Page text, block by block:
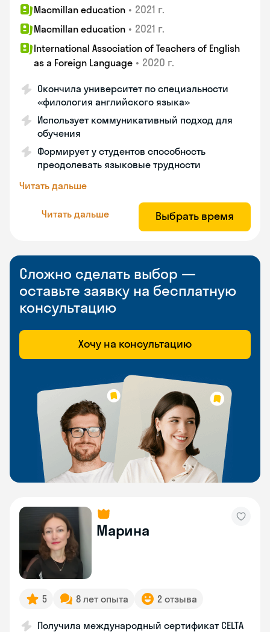
Macmillan education • 2021 г.
Macmillan education • 2021 г.
International Association of Teachers of English
as a Foreign Language • 2020 г.
Окончила университет по специальности
«филология английского языка»
Использует коммуникативный подход для
обучения
Формирует у студентов способность
преодолевать языковые трудности
Читать дальше
Читать дальше Выбрать время
Сложно сделать выбор —
оставьте заявку на бесплатную
консультацию
Хочу на консультацию
Марина
5 8 лет опыта 2 отзыва
Получила международный сертификат CELTA